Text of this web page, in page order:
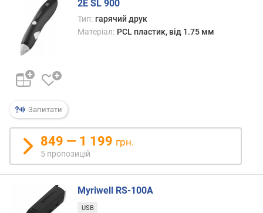
и
т
к
(
м
)
і
р
Запитати
2E SL 900
Тип: гарячий друк
Матеріал: PCL пластик, від 1.75 мм
849 — 1 199 грн.
5 пропозицій
Myriwell RS-100A
USB